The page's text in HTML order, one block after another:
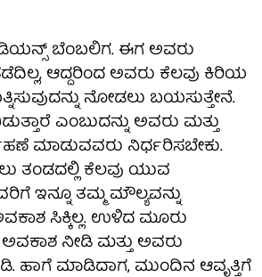
ಬೆಂಬಲಿಗ. ಈಗ ಅವರು
ಆದ್ದರಿಂದ ಅವರು ಕೆಲವು ಕಿರಿಯ
ನೋಡಲು ಬಯಸುತ್ತೇನೆ.
ಎಂಬುದನ್ನು ಅವರು ಮತ್ತು
ಮಾಡುವವರು ನಿರ್ಧರಿಸಬೇಕು.
ತಂಡದಲ್ಲಿ ಕೆಲವು ಯುವ
ಇನ್ನೂ ತಮ್ಮ ಮೌಲ್ಯವನ್ನು
ಸಿಕ್ಕಿಲ್ಲ. ಉಳಿದ ಮೂರು
ನೀಡಿ ಮತ್ತು ಅವರು
ಹಾಗೆ ಮಾಡಿದಾಗ, ಮುಂದಿನ ಆವೃತ್ತಿಗೆ